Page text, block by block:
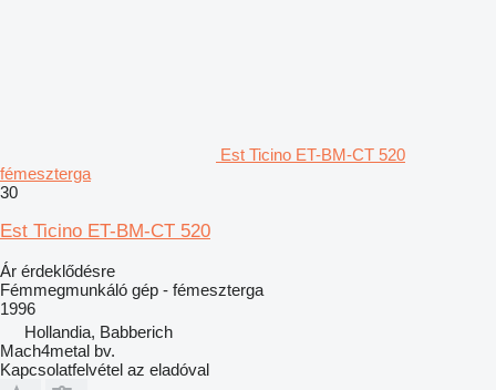
Est Ticino ET-BM-CT 520
fémeszterga
30
Est Ticino ET-BM-CT 520
Ár érdeklődésre
Fémmegmunkáló gép - fémeszterga
1996
Hollandia, Babberich
Mach4metal bv.
Kapcsolatfelvétel az eladóval